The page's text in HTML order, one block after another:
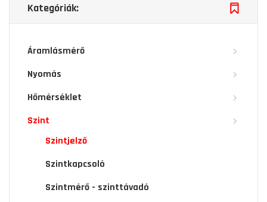
Kategóriák:
Áramlásmérő
Nyomás
Hőmérséklet
Szint
Szintjelző
Szintkapcsoló
Szintmérő - szinttávadó